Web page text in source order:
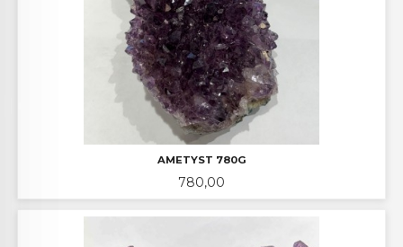
AMETYST 780G
Pris
780,00